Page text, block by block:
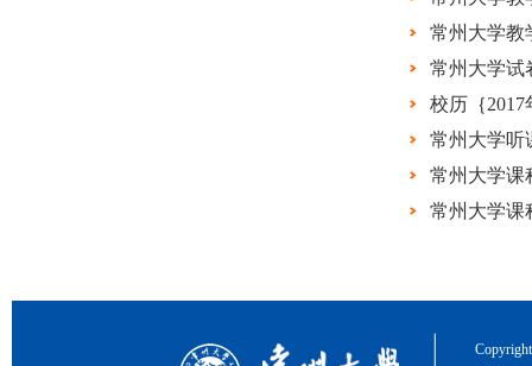
常州大学教
常州大学试
校历｛
常州大学听
常州大学课
常州大学课